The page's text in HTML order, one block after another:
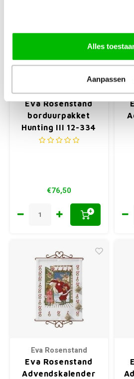
Alles
Aanpassen
Eva Rosenstand
Eva Rosenstand
borduurpakket
Hunting III 12-334
€76,50
+
Eva Rosenstand
Eva Rosenstand
Advendskalender